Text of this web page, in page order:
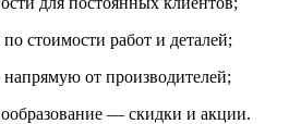
по стоимости работ и деталей;
напрямую от производителей;
— скидки и акции.